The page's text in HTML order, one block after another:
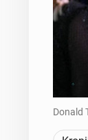
Donald